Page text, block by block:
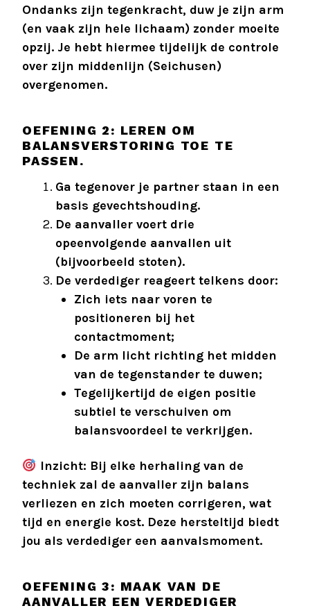
Ondanks zijn tegenkracht, duw je zijn arm
(en vaak zijn hele lichaam) zonder moeite
opzij. Je hebt hiermee tijdelijk de controle
over zijn middenlijn (Seichusen)
overgenomen.
OEFENING 2: LEREN OM
BALANSVERSTORING TOE TE
PASSEN.
Ga tegenover je partner staan in een
basis gevechtshouding.
De aanvaller voert drie
opeenvolgende aanvallen uit
(bijvoorbeeld stoten).
De verdediger reageert telkens door:
Zich iets naar voren te
positioneren bij het
contactmoment;
De arm licht richting het midden
van de tegenstander te duwen;
Tegelijkertijd de eigen positie
subtiel te verschuiven om
balansvoordeel te verkrijgen.
Inzicht: Bij elke herhaling van de
techniek zal de aanvaller zijn balans
verliezen en zich moeten corrigeren, wat
tijd en energie kost. Deze hersteltijd biedt
jou als verdediger een aanvalsmoment.
OEFENING 3: MAAK VAN DE
AANVALLER EEN VERDEDIGER